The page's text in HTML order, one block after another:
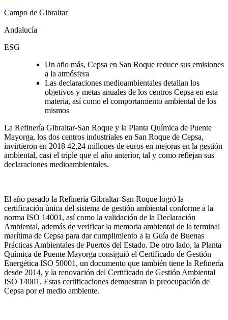
Campo de Gibraltar
Andalucía
ESG
Un año más, Cepsa en San Roque reduce sus emisiones
a la atmósfera
Las declaraciones medioambientales detallan los
objetivos y metas anuales de los centros Cepsa en esta
materia, así como el comportamiento ambiental de los
mismos
La Refinería Gibraltar-San Roque y la Planta Química de Puente
Mayorga, los dos centros industriales en San Roque de Cepsa,
invirtieron en 2018 42,24 millones de euros en mejoras en la gestión
ambiental, casi el triple que el año anterior, tal y como reflejan sus
declaraciones medioambientales.
El año pasado la Refinería Gibraltar-San Roque logró la
certificación única del sistema de gestión ambiental conforme a la
norma ISO 14001, así como la validación de la Declaración
Ambiental, además de verificar la memoria ambiental de la terminal
marítima de Cepsa para dar cumplimiento a la Guía de Buenas
Prácticas Ambientales de Puertos del Estado. De otro lado, la Planta
Química de Puente Mayorga consiguió el Certificado de Gestión
Energética ISO 50001, un documento que también tiene la Refinería
desde 2014, y la renovación del Certificado de Gestión Ambiental
ISO 14001. Estas certificaciones demuestran la preocupación de
Cepsa por el medio ambiente.